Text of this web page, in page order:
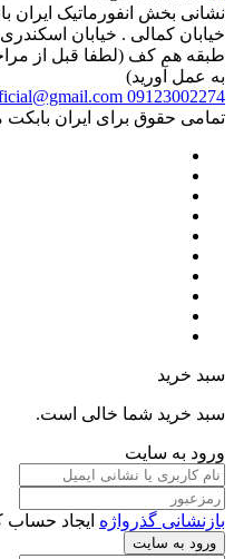
نشانی بخش انفورماتیک ایران
طبقه هم کف (لطفا قبل از
به عمل آورید)
09123002274
تمامی حقوق برای ایران
سبد خرید
سبد خرید شما خالی است.
ورود به سایت
بازنشانی گذرواژه ایجاد حساب
ورود به سایت